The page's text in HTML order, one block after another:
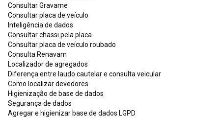
Consultar Gravame
Consultar placa de veículo
Inteligência de dados
Consultar chassi pela placa
Consultar placa de veículo roubado
Consulta Renavam
Localizador de agregados
Diferença entre laudo cautelar e consulta veicular
Como localizar devedores
Higienização de base de dados
Segurança de dados
Agregar e higienizar base de dados LGPD